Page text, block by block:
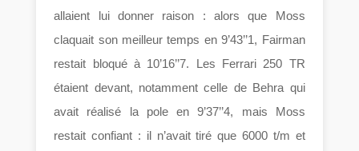
allaient lui donner raison : alors que Moss
claquait son meilleur temps en 9’43’’1, Fairman
restait bloqué à 10’16’’7. Les Ferrari 250 TR
étaient devant, notamment celle de Behra qui
avait réalisé la pole en 9’37’’4, mais Moss
restait confiant : il n’avait tiré que 6000 t/m et